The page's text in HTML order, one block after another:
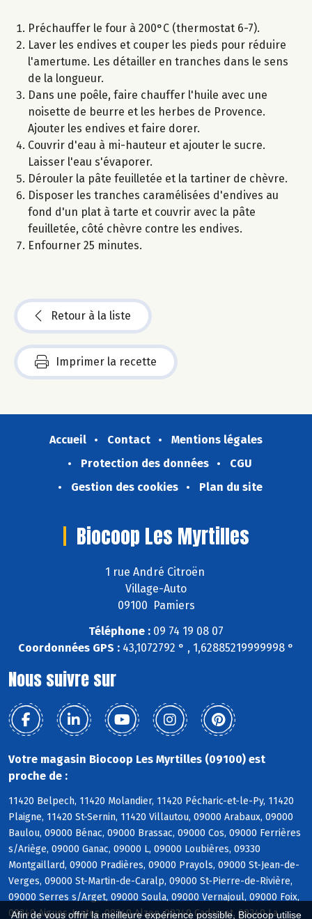
Afin de vous offrir la meilleure expérience possible, Biocoop utilise
Préchauffer le four à 200°C (thermostat 6-7).
Laver les endives et couper les pieds pour réduire
l'amertume. Les détailler en tranches dans le sens
de la longueur.
Dans une poêle, faire chauffer l'huile avec une
noisette de beurre et les herbes de Provence.
Ajouter les endives et faire dorer.
Couvrir d'eau à mi-hauteur et ajouter le sucre.
Laisser l'eau s'évaporer.
Dérouler la pâte feuilletée et la tartiner de chèvre.
Disposer les tranches caramélisées d'endives au
fond d'un plat à tarte et couvrir avec la pâte
feuilletée, côté chèvre contre les endives.
Enfourner 25 minutes.
Retour à la liste
Imprimer la recette
Accueil Contact
Mentions légales
Protection des données
CGU
Gestion des cookies
Plan du site
Biocoop Les Myrtilles
1 rue André Citroën
Village-Auto
09100 Pamiers
Téléphone : 09 74 19 08 07
Coordonnées GPS : 43,1072792 ° , 1,62885219999998 °
Nous suivre sur
Votre magasin Biocoop Les Myrtilles (09100) est
proche de :
11420 Belpech, 11420 Molandier, 11420 Pécharic-et-le-Py, 11420
Plaigne, 11420 St-Sernin, 11420 Villautou, 09000 Arabaux, 09000
Baulou, 09000 Bénac, 09000 Brassac, 09000 Cos, 09000 Ferrières
s/Ariège, 09000 Ganac, 09000 L, 09000 Loubières, 09330
Montgaillard, 09000 Pradières, 09000 Prayols, 09000 St-Jean-de-
Verges, 09000 St-Martin-de-Caralp, 09000 St-Pierre-de-Rivière,
09000 Serres s/Arget, 09000 Soula, 09000 Vernajoul, 09000 Foix,
09240 Aigues-Juntes, 09240 Alzen, 09240 Cadarcet, 09240 La